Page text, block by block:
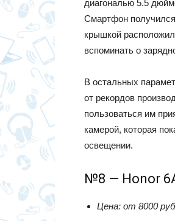
диагональю 5.5
Смартфон получился
крышкой
вспоминать о
В остальных
от рекордов
пользоваться им
камерой, которая
освещении.
№8 — Honor
Цена: от 8000